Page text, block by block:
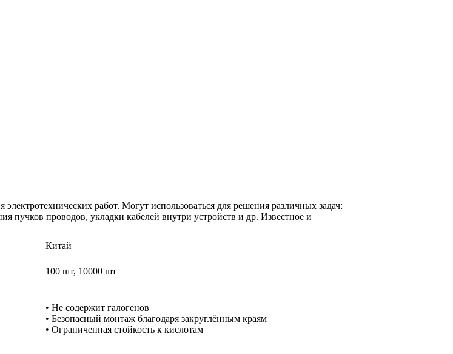
работ. Могут использоваться для решения различных задач:
пучков проводов, укладки кабелей внутри устройств и др. Известное и
Китай
100 шт, 10000 шт
• Не содержит галогенов
• Безопасный монтаж благодаря закруглённым краям
• Ограниченная стойкость к кислотам